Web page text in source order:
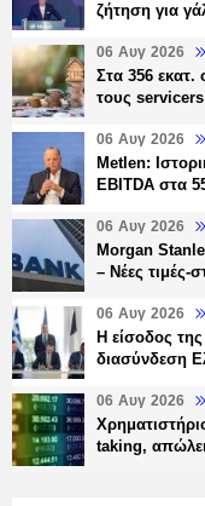
ζήτηση για
06 Αυγ 2026
Στα 356 εκατ.
τους servicers
06 Αυγ 2026
Metlen:
EBITDA στα
06 Αυγ 2026
Morgan
– Νέες τιμές-
06 Αυγ 2026
Η είσοδος
διασύνδεση
06 Αυγ 2026
taking,